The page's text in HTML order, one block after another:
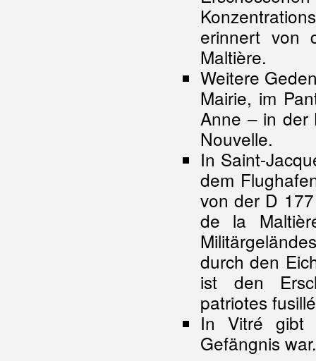
erinnert von
Maltière.
Weitere
Mairie, im
Anne – in der
Nouvelle.
In Saint-
dem
von der D
de la
durch den
ist den
patriotes
In Vitré gibt
Gefängnis war.